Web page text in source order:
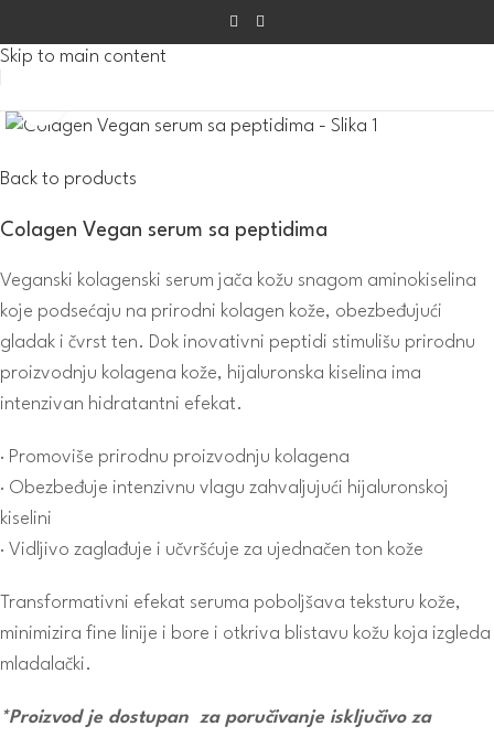
Skip to main content
Back to products
Colagen Vegan serum sa peptidima
Veganski kolagenski serum jača kožu snagom aminokiselina
koje podsećaju na prirodni kolagen kože, obezbeđujući
gladak i čvrst ten. Dok inovativni peptidi stimulišu prirodnu
proizvodnju kolagena kože, hijaluronska kiselina ima
intenzivan hidratantni efekat.
· Promoviše prirodnu proizvodnju kolagena
· Obezbeđuje intenzivnu vlagu zahvaljujući hijaluronskoj
kiselini
· Vidljivo zaglađuje i učvršćuje za ujednačen ton kože
Transformativni efekat seruma poboljšava teksturu kože,
minimizira fine linije i bore i otkriva blistavu kožu koja izgleda
mladalački.
*Proizvod je dostupan za poručivanje isključivo za